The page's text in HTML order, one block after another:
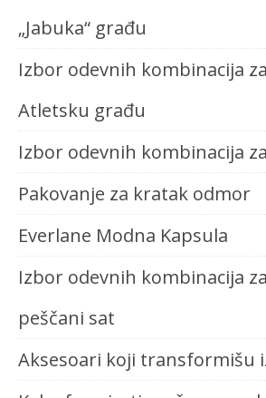
„Jabuka“ građu
Izbor odevnih kombinacija za
Atletsku građu
Izbor odevnih kombinacija
Pakovanje za kratak odmor
Everlane Modna Kapsula
Izbor odevnih kombinacija
peščani sat
Aksesoari koji transformišu